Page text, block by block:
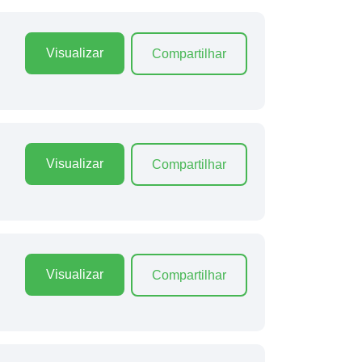
Visualizar Compartilhar
Visualizar Compartilhar
Visualizar Compartilhar